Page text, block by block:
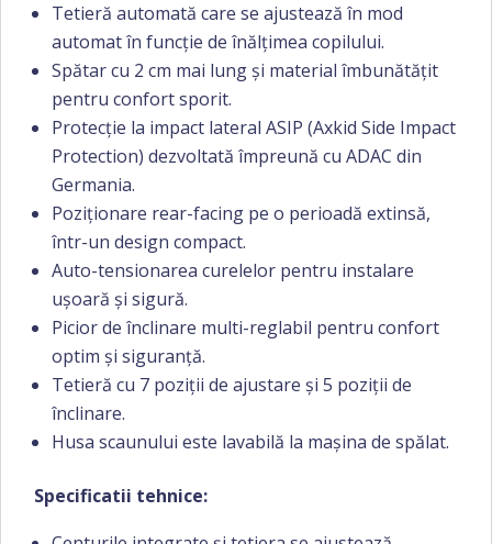
Tetieră automată care se ajustează în mod
automat în funcție de înălțimea copilului.
Spătar cu 2 cm mai lung și material îmbunătățit
pentru confort sporit.
Protecție la impact lateral ASIP (Axkid Side Impact
Protection) dezvoltată împreună cu ADAC din
Germania.
Poziționare rear-facing pe o perioadă extinsă,
într-un design compact.
Auto-tensionarea curelelor pentru instalare
ușoară și sigură.
Picior de înclinare multi-reglabil pentru confort
optim și siguranță.
Tetieră cu 7 poziții de ajustare și 5 poziții de
înclinare.
Husa scaunului este lavabilă la mașina de spălat.
Specificatii tehnice: